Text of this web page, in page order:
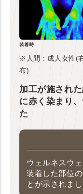
※人間：成人女性(
布)
加工が施され
に赤く染まり
た
ウェルネスウ
装着した部位
とが示されまし